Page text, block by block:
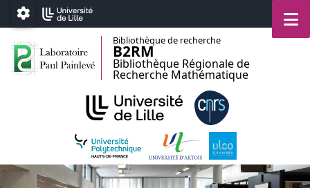
Accéder au menu principal
Accéder au contenu
Paramétrage
Bibliothèque de recherche
B2RM
Bibliothèque Régionale de
Recherche Mathématique